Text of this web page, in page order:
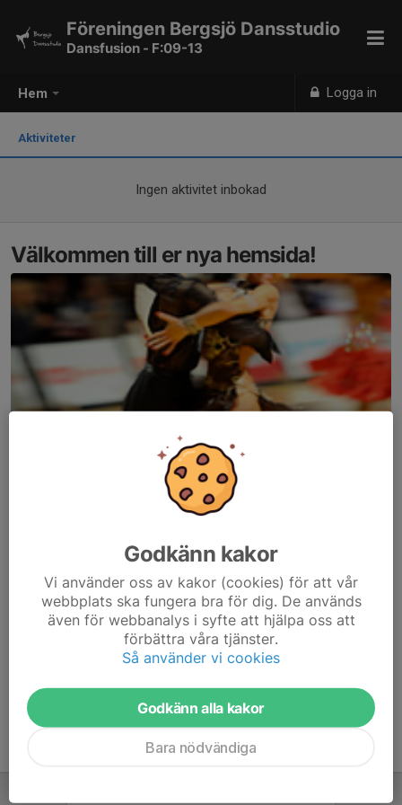
Hem Logga in
Föreningen Bergsjö Dansstudio
Dansfusion - F:09-13
Aktiviteter
Ingen aktivitet inbokad
Välkommen till er nya hemsida!
Här hamnar automatiskt de senaste nyheterna på hemsidan. För
att kunna börja administrera hemsidan loggar du in högst upp till
höger.
Godkänn kakor
Vi använder oss av kakor (cookies) för att vår
webbplats ska fungera bra för dig. De används
även för webbanalys i syfte att hjälpa oss att
förbättra våra tjänster.
Så använder vi cookies
Godkänn alla kakor
Bara nödvändiga